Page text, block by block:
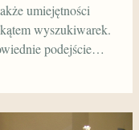
umiejętności
wyszukiwarek.
podejście…